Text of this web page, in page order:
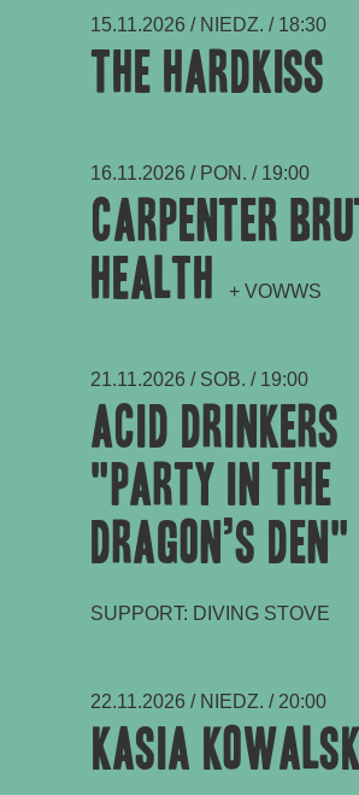
15.11.2026 / NIEDZ. / 18:30
The Hardkiss
16.11.2026 / PON. / 19:00
Carpenter
Health
+ VOWWS
21.11.2026 / SOB. / 19:00
ACID DRINKERS
"PARTY IN THE
DRAGON’S DEN"
SUPPORT: DIVING STOVE
22.11.2026 / NIEDZ. / 20:00
Kasia